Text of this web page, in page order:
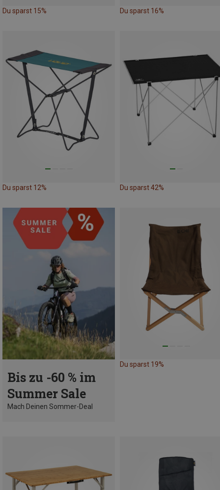
Du sparst 15% Du sparst 16%
Du sparst 12% Du sparst 42%
Bis zu -60 % im
Summer Sale
Mach Deinen Sommer-Deal
Du sparst 19%